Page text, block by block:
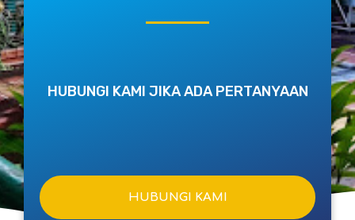
HUBUNGI KAMI JIKA ADA PERTANYAAN
HUBUNGI KAMI